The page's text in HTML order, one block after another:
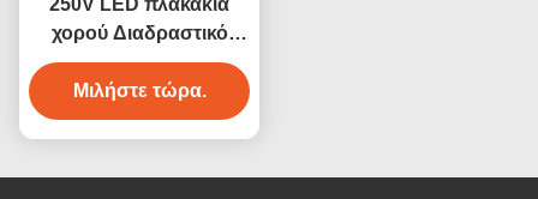
χορού Διαδραστικό
παιχνίδι Super Grid 2
χρόνια εγγύηση
Μιλήστε τώρα.